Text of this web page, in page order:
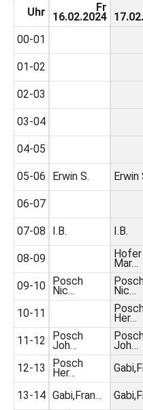
Uhr
00-01
01-02
02-03
03-04
04-05
05-06
06-07
07-08
08-09
09-10
10-11
11-12
12-13
13-14
Fr
16.02.2024
Erwin S.
I.B.
Posch
Nic…
Posch
Joh…
Posch
Her…
Gabi,Fran…
Erwin
I.B.
Hofer
Mar…
Nic…
Her…
Joh…